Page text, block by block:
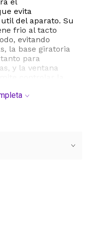
evita
del aparato. Su
frio al tacto
evitando
la base giratoria
para
y la ventana
puro y natural